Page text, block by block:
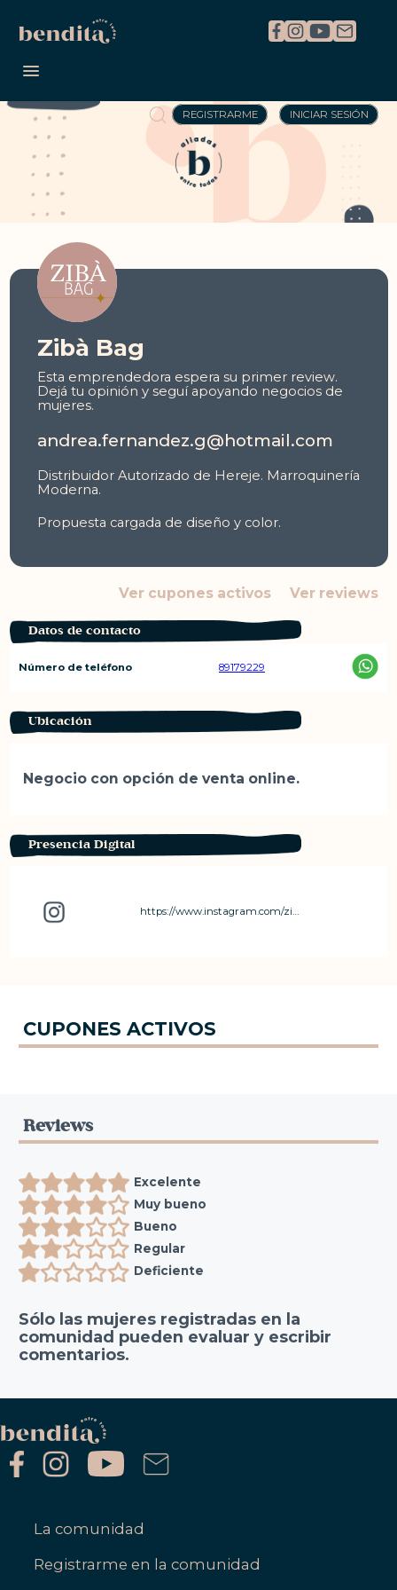
REGISTRARME INICIAR SESIÓN
Zibà Bag
Esta emprendedora espera su primer review.
Dejá tu opinión y seguí apoyando negocios de
mujeres.
andrea.fernandez.g@hotmail.com
Distribuidor Autorizado de Hereje. Marroquinería
Moderna.
Propuesta cargada de diseño y color.
Ver cupones activos Ver reviews
Datos de contacto
Número de teléfono 89179229
Ubicación
Negocio con opción de venta online.
Presencia Digital
https://www.instagram.com/zibabagcr?igsh=MXR4bjZjOXJ4cHR0YQ%3D%3D&utm_source=qr
Reviews
Excelente
Muy bueno
Bueno
Regular
Deficiente
Sólo las mujeres registradas en la
comunidad pueden evaluar y escribir
comentarios.
CUPONES ACTIVOS
La comunidad
Registrarme en la comunidad